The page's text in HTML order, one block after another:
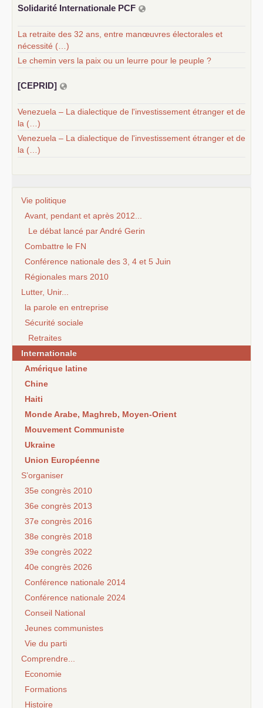
Solidarité Internationale PCF
La retraite des 32 ans, entre manœuvres électorales et
nécessité (…)
Le chemin vers la paix ou un leurre pour le peuple ?
[CEPRID]
Venezuela – La dialectique de l'investissement étranger et de
la (…)
Venezuela – La dialectique de l'investissement étranger et de
la (…)
Vie politique
Avant, pendant et après 2012...
Le débat lancé par André Gerin
Combattre le FN
Conférence nationale des 3, 4 et 5 Juin
Régionales mars 2010
Lutter, Unir...
la parole en entreprise
Sécurité sociale
Retraites
Internationale
Amérique latine
Chine
Haiti
Monde Arabe, Maghreb, Moyen-Orient
Mouvement Communiste
Ukraine
Union Européenne
S’organiser
35e congrès 2010
36e congrès 2013
37e congrès 2016
38e congrès 2018
39e congrès 2022
40e congrès 2026
Conférence nationale 2014
Conférence nationale 2024
Conseil National
Jeunes communistes
Vie du parti
Comprendre...
Economie
Formations
Histoire